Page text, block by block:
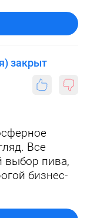
закрыт
Все
выбор пива,
бизнес-